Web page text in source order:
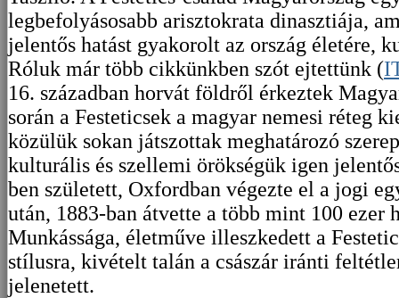
legbefolyásosabb arisztokrata dinasztiája,
jelentős hatást gyakorolt az ország életére,
Róluk már több cikkünkben szót ejtettünk (
16. században horvát földről érkeztek
során a Festeticsek a magyar nemesi réteg
közülük sokan játszottak meghatározó
kulturális és szellemi örökségük igen
ben született, Oxfordban végezte el a jogi
után, 1883-ban átvette a több mint 100 ezer
Munkássága, életműve illeszkedett a
stílusra, kivételt talán a császár iránti
jelenetett.